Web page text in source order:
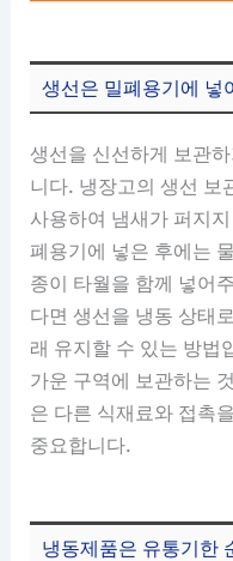
생선은 밀폐용기에 넣
생선을 신선하게 보관
니다. 냉장고의 생선 보
사용하여 냄새가 퍼지
폐용기에 넣은 후에는
종이 타월을 함께 넣어
다면 생선을 냉동 상태
래 유지할 수 있는 방법
가운 구역에 보관하는
은 다른 식재료와 접촉
중요합니다.
냉동제품은 유통기한